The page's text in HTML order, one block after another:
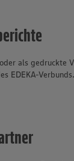
die Brot- und
für Fleisch- und
für
Hannover
Klimaschutz.
als gedruckte
EDEKA-Verbunds.